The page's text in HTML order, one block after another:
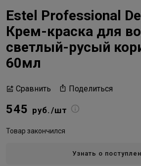
Estel Professional
Крем-краска для
светлый-русый
60мл
Сравнить Поделиться
545 руб./шт
Товар закончился
Узнать о